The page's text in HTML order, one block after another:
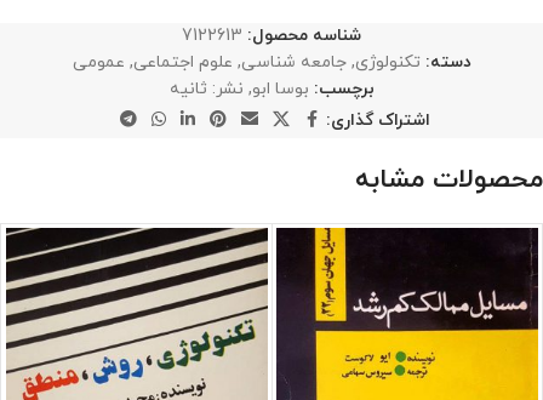
شناسه محصول: 7122613
دسته: تکنولوژی, جامعه شناسی, علوم اجتماعی, عمومی
برچسب: بوسا ابو, نشر: ثانیه
اشتراک گذاری:
محصولات مشابه